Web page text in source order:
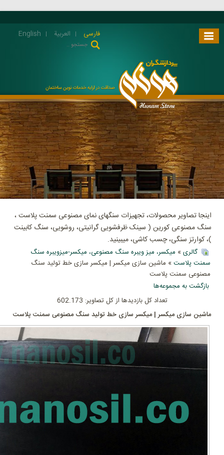
فارسی العربية English
اینجا تصاویر محصولات، تجهیزات سنگهای نمای مصنوعی سمنت پلاست ،
سنگ مصنوعی کورین ( سینک ظرفشویی گرانیتی، روشویی، سنگ کابینت
)، کوارتز سنگی، چسب کاشی، میبینید.
گالری» میکسر، میز ویبره سنگ مصنوعی، میکسر-میزویبره سنگ
سمنت پلاست» ماشین سازی میکسر | میکسر سازی خط تولید سنگ
مصنوعی سمنت پلاست
بازگشت به مجموعه‌ها
تعداد کل بازدیدها از کل تصاویر: 602.173
ماشین سازی میکسر | میکسر سازی خط تولید سنگ مصنوعی سمنت پلاست